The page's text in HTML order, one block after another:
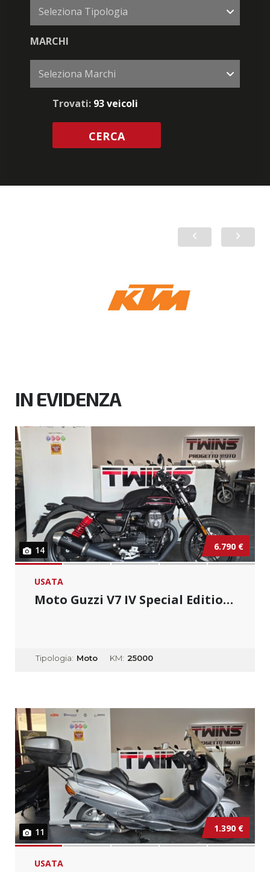
Seleziona Tipologia
MARCHI
Seleziona Marchi
Trovati: 93 veicoli
CERCA
IN EVIDENZA
14 6.790 €
USATA
Moto Guzzi V7 IV Special Edition _ Usato Per...
Tipologia: Moto KM: 25000
11 1.390 €
USATA